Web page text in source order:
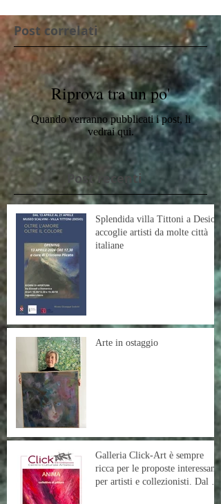
Post correlati
Riprova tra un po'
Quando verranno pubblicati i post, li
vedrai qui.
Post recenti
Splendida villa Tittoni a Desio
accoglie artisti da molte città
italiane
Arte in ostaggio
Galleria Click-Art è sempre
ricca per le proposte interessante
per artisti e collezionisti. Dal 16